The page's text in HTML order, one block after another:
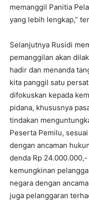
memanggil Panitia
yang lebih lengkap,”
Selanjutnya Rusidi
pemanggilan akan
hadir dan menanda
kita panggil satu
difokuskan kepada
pidana, khususnya
tindakan
Peserta Pemilu,
dengan ancaman
denda Rp
kemungkinan
negara dengan
juga pelanggaran